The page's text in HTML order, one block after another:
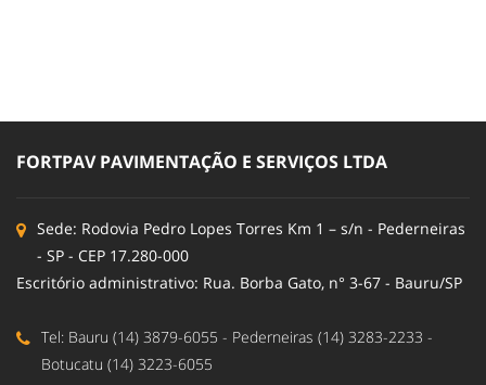
FORTPAV PAVIMENTAÇÃO E SERVIÇOS LTDA
Sede: Rodovia Pedro Lopes Torres Km 1 – s/n - Pederneiras
- SP - CEP 17.280-000
Escritório administrativo: Rua. Borba Gato, n° 3-67 - Bauru/SP
Tel: Bauru (14) 3879-6055 - Pederneiras (14) 3283-2233 -
Botucatu (14) 3223-6055